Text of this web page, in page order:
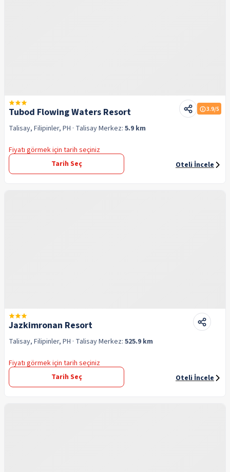
Tubod Flowing Waters Resort 3.9/5
Talisay, Filipinler, PH · TalisayMerkez: 5.9 km
Fiyatı görmek için tarih seçiniz
Tarih Seç
Oteli İncele
Jazkimronan Resort
Talisay, Filipinler, PH · TalisayMerkez: 525.9 km
Fiyatı görmek için tarih seçiniz
Tarih Seç
Oteli İncele